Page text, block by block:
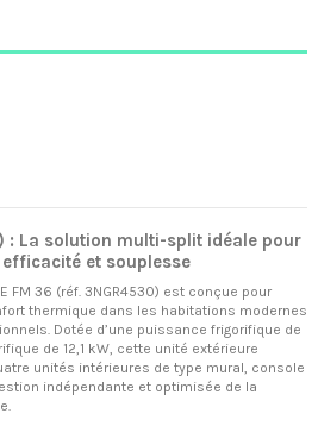
: La solution multi-split idéale pour
et souplesse
FM 36 (réf. 3NGR4530) est conçue pour
thermique dans les habitations modernes
Dotée d’une puissance frigorifique de
de 12,1 kW, cette unité extérieure
unités intérieures de type mural, console
indépendante et optimisée de la